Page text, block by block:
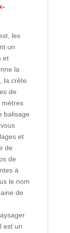
les
un
et
la
la crête
de
mètres
balisage
et
de
de
à
le nom
de
est un